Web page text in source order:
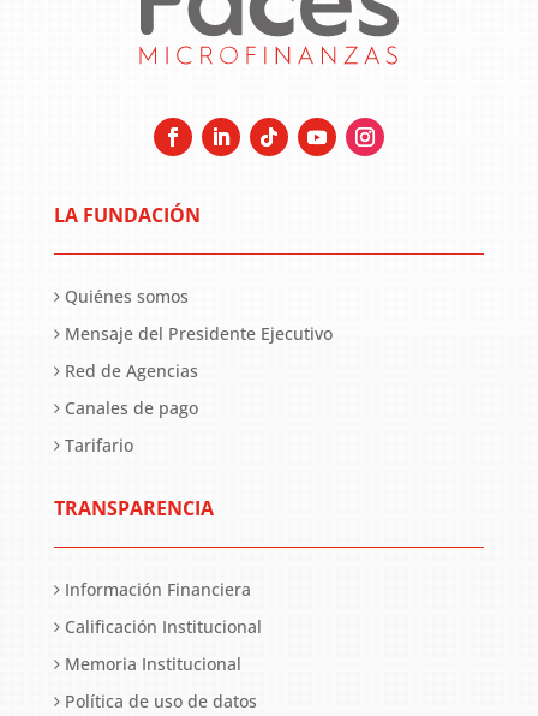
LA FUNDACIÓN
Quiénes somos
Mensaje del Presidente Ejecutivo
Red de Agencias
Canales de pago
Tarifario
TRANSPARENCIA
Información Financiera
Calificación Institucional
Memoria Institucional
Política de uso de datos